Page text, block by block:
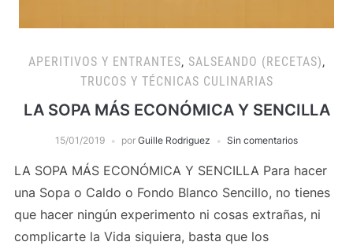
APERITIVOS Y ENTRANTES, SALSEANDO (RECETAS),
TRUCOS Y TÉCNICAS CULINARIAS
LA SOPA MÁS ECONÓMICA Y SENCILLA
15/01/2019 por Guille Rodriguez Sin comentarios
LA SOPA MÁS ECONÓMICA Y SENCILLA Para hacer
una Sopa o Caldo o Fondo Blanco Sencillo, no tienes
que hacer ningún experimento ni cosas extrañas, ni
complicarte la Vida siquiera, basta que los